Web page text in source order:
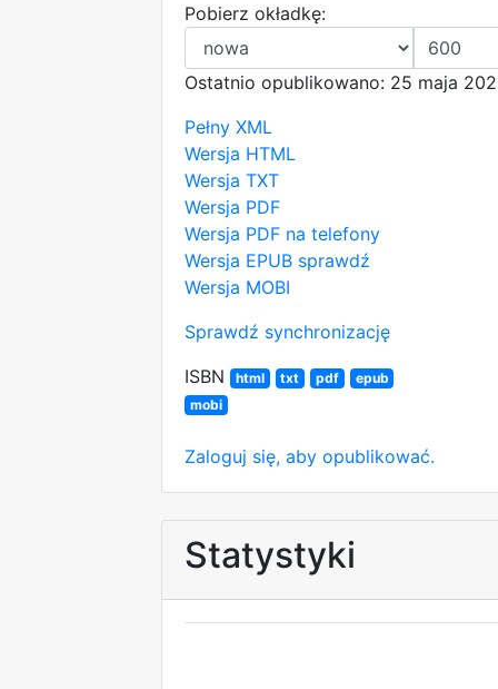
Pobierz okładkę:
Ostatnio opublikowano: 25 maja
Pełny XML
Wersja HTML
Wersja TXT
Wersja PDF
Wersja PDF na telefony
Wersja EPUB sprawdź
Wersja MOBI
Sprawdź synchronizację
ISBN
html txt pdf
epub
mobi
Zaloguj się, aby opublikować.
Statystyki